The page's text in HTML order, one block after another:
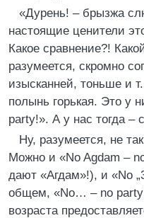
«Дурень! – брызжа
настоящие ценители
Какое сравнение?!
разумеется, скромно
изысканней, тоньше и
полынь горькая. Это у
party!». А у нас тогда –
Ну, разумеется, не
Можно и «No Agdam –
дают «Агдам»!), и «No
общем, «No… – no
возраста